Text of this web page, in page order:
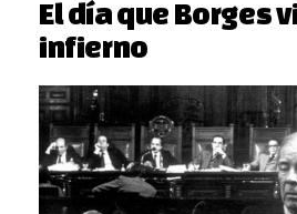
El día que Borges
infierno